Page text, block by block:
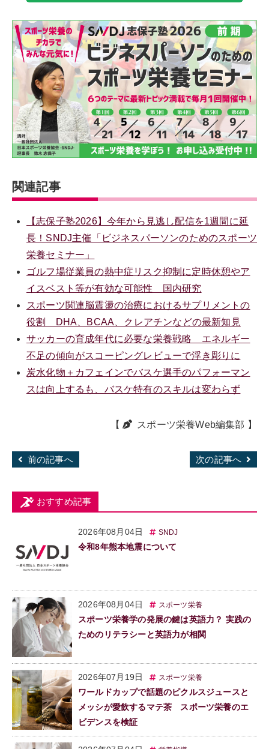
関連記事
【志保子塾2026】今年から見逃し配信を1週間に延
長！SNDJ主催「ビジネスパーソンのためのスポーツ
栄養セミナー」
ゴルフ場従業員の熱中症リスク抑制に定時休憩やア
イスベスト等が有効な可能性 国内研究
スポーツ関連脳震盪の治療におけるサプリメントの
役割 DHA、BCAA、クレアチンなどの最新知見
サッカーの育成年代に必要な栄養戦略 エネルギー
不足の傾向がスコーピングレビューで浮き彫りに
炭水化物＋カフェインでバスケ選手のパフォーマン
スは向上するも、バスケ特有のスキルは変わらず
【 スポーツ栄養Web編集部 】
前の記事へ 次の記事へ
おすすめ記事
2026年08月04日 SNDJ
令和8年熊本地震について
2026年08月04日 スポーツ栄養
スポーツ栄養学の発展の鍵は英語力？ 実践の
ためのリテラシーと英語力が相関
2026年07月19日 スポーツ栄養
ワールドカップで話題のピクルスジュースと
メッシが愛飲するマテ茶 スポーツ栄養のエ
ビデンスを検証